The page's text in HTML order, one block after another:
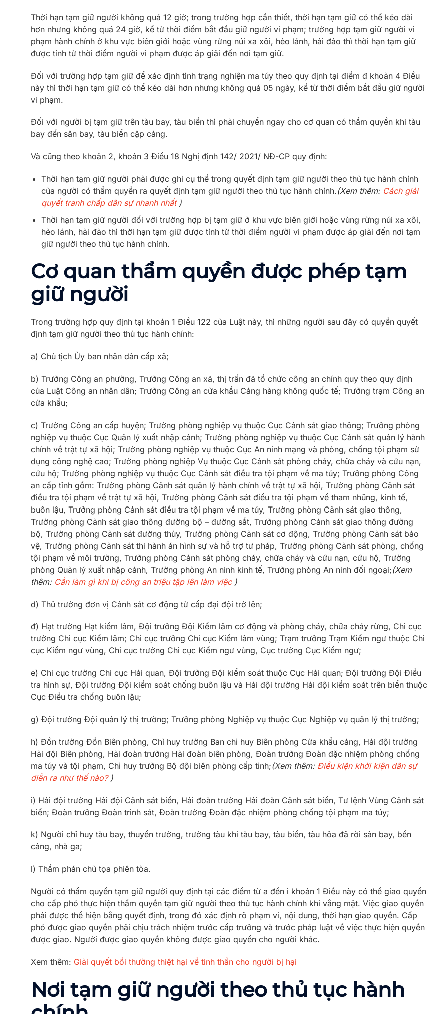
Thời hạn tạm giữ người không quá 12 giờ; trong trường hợp cần thiết, thời hạn tạm giữ có thể kéo dài
hơn nhưng không quá 24 giờ, kể từ thời điểm bắt đầu giữ người vi phạm; trường hợp tạm giữ người vi
phạm hành chính ở khu vực biên giới hoặc vùng rừng núi xa xôi, hẻo lánh, hải đảo thì thời hạn tạm giữ
được tính từ thời điểm người vi phạm được áp giải đến nơi tạm giữ.
Đối với trường hợp tạm giữ để xác định tình trạng nghiện ma túy theo quy định tại điểm đ khoản 4 Điều
này thì thời hạn tạm giữ có thể kéo dài hơn nhưng không quá 05 ngày, kể từ thời điểm bắt đầu giữ người
vi phạm.
Đối với người bị tạm giữ trên tàu bay, tàu biển thì phải chuyển ngay cho cơ quan có thẩm quyền khi tàu
bay đến sân bay, tàu biển cập cảng.
Và cũng theo khoản 2, khoản 3 Điều 18 Nghị định 142/ 2021/ NĐ-CP quy định:
Thời hạn tạm giữ người phải được ghi cụ thể trong quyết định tạm giữ người theo thủ tục hành chính
của người có thẩm quyền ra quyết định tạm giữ người theo thủ tục hành chính.(Xem thêm: Cách giải
quyết tranh chấp dân sự nhanh nhất)
Thời hạn tạm giữ người đối với trường hợp bị tạm giữ ở khu vực biên giới hoặc vùng rừng núi xa xôi,
hẻo lánh, hải đảo thì thời hạn tạm giữ được tính từ thời điểm người vi phạm được áp giải đến nơi tạm
giữ người theo thủ tục hành chính.
Cơ quan thẩm quyền được phép tạm
giữ người
Trong trường hợp quy định tại khoản 1 Điều 122 của Luật này, thì những người sau đây có quyền quyết
định tạm giữ người theo thủ tục hành chính:
a) Chủ tịch Ủy ban nhân dân cấp xã;
b) Trưởng Công an phường, Trưởng Công an xã, thị trấn đã tổ chức công an chính quy theo quy định
của Luật Công an nhân dân; Trưởng Công an cửa khẩu Cảng hàng không quốc tế; Trưởng trạm Công an
cửa khẩu;
c) Trưởng Công an cấp huyện; Trưởng phòng nghiệp vụ thuộc Cục Cảnh sát giao thông; Trưởng phòng
nghiệp vụ thuộc Cục Quản lý xuất nhập cảnh; Trưởng phòng nghiệp vụ thuộc Cục Cảnh sát quản lý hành
chính về trật tự xã hội; Trưởng phòng nghiệp vụ thuộc Cục An ninh mạng và phòng, chống tội phạm sử
dụng công nghệ cao; Trưởng phòng nghiệp Vụ thuộc Cục Cảnh sát phòng cháy, chữa cháy và cứu nạn,
cứu hộ; Trưởng phòng nghiệp vụ thuộc Cục Cảnh sát điều tra tội phạm về ma túy; Trưởng phòng Công
an cấp tỉnh gồm: Trưởng phòng Cảnh sát quản lý hành chính về trật tự xã hội, Trưởng phòng Cảnh sát
điều tra tội phạm về trật tự xã hội, Trưởng phòng Cảnh sát điều tra tội phạm về tham nhũng, kinh tế,
buôn lậu, Trưởng phòng Cảnh sát điều tra tội phạm về ma túy, Trưởng phòng Cảnh sát giao thông,
Trưởng phòng Cảnh sát giao thông đường bộ – đường sắt, Trưởng phòng Cảnh sát giao thông đường
bộ, Trưởng phòng Cảnh sát đường thủy, Trưởng phòng Cảnh sát cơ động, Trưởng phòng Cảnh sát bảo
vệ, Trưởng phòng Cảnh sát thi hành án hình sự và hỗ trợ tư pháp, Trưởng phòng Cảnh sát phòng, chống
tội phạm về môi trường, Trưởng phòng Cảnh sát phòng cháy, chữa cháy và cứu nạn, cứu hộ, Trưởng
phòng Quản lý xuất nhập cảnh, Trưởng phòng An ninh kinh tế, Trưởng phòng An ninh đối ngoại;(Xem
thêm: Cần làm gì khi bị công an triệu tập lên làm việc)
d) Thủ trưởng đơn vị Cảnh sát cơ động từ cấp đại đội trở lên;
đ) Hạt trưởng Hạt kiểm lâm, Đội trưởng Đội Kiểm lâm cơ động và phòng cháy, chữa cháy rừng, Chi cục
trưởng Chi cục Kiểm lâm; Chi cục trưởng Chi cục Kiểm lâm vùng; Trạm trưởng Trạm Kiểm ngư thuộc Chi
cục Kiểm ngư vùng, Chi cục trưởng Chi cục Kiểm ngư vùng, Cục trưởng Cục Kiểm ngư;
e) Chi cục trưởng Chi cục Hải quan, Đội trưởng Đội kiểm soát thuộc Cục Hải quan; Đội trưởng Đội Điều
tra hình sự, Đội trưởng Đội kiểm soát chống buôn lậu và Hải đội trưởng Hải đội kiểm soát trên biển thuộc
Cục Điều tra chống buôn lậu;
g) Đội trưởng Đội quản lý thị trường; Trưởng phòng Nghiệp vụ thuộc Cục Nghiệp vụ quản lý thị trường;
h) Đồn trưởng Đồn Biên phòng, Chỉ huy trưởng Ban chỉ huy Biên phòng Cửa khẩu cảng, Hải đội trưởng
Hải đội Biên phòng, Hải đoàn trưởng Hải đoàn biên phòng, Đoàn trưởng Đoàn đặc nhiệm phòng chống
ma túy và tội phạm, Chỉ huy trưởng Bộ đội biên phòng cấp tỉnh;(Xem thêm: Điều kiện khởi kiện dân sự
diễn ra như thế nào?)
i) Hải đội trưởng Hải đội Cảnh sát biển, Hải đoàn trưởng Hải đoàn Cảnh sát biển, Tư lệnh Vùng Cảnh sát
biển; Đoàn trưởng Đoàn trinh sát, Đoàn trưởng Đoàn đặc nhiệm phòng chống tội phạm ma túy;
k) Người chỉ huy tàu bay, thuyền trưởng, trưởng tàu khi tàu bay, tàu biển, tàu hỏa đã rời sân bay, bến
cảng, nhà ga;
l) Thẩm phán chủ tọa phiên tòa.
Người có thẩm quyền tạm giữ người quy định tại các điểm từ a đến i khoản 1 Điều này có thể giao quyền
cho cấp phó thực hiện thẩm quyền tạm giữ người theo thủ tục hành chính khi vắng mặt. Việc giao quyền
phải được thể hiện bằng quyết định, trong đó xác định rõ phạm vi, nội dung, thời hạn giao quyền. Cấp
phó được giao quyền phải chịu trách nhiệm trước cấp trưởng và trước pháp luật về việc thực hiện quyền
được giao. Người được giao quyền không được giao quyền cho người khác.
Xem thêm: Giải quyết bồi thường thiệt hại về tinh thần cho người bị hại
Nơi tạm giữ người theo thủ tục hành